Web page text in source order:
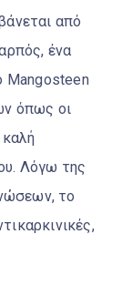
από
ένα
Mangosteen
όπως οι
καλή
Λόγω της
το